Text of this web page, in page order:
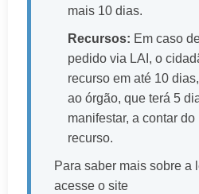
mais 10 dias.
Recursos: Em caso
pedido via LAI, o
recurso em até 10
ao órgão, que terá 5
manifestar, a contar
recurso.
Para saber mais sobre a
acesse o site